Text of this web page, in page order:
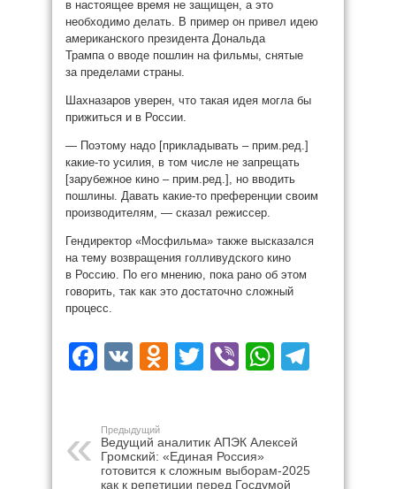
в настоящее время не защищен, а это
необходимо делать. В пример он привел идею
американского президента Дональда
Трампа о вводе пошлин на фильмы, снятые
за пределами страны.
Шахназаров уверен, что такая идея могла бы
прижиться и в России.
— Поэтому надо [прикладывать – прим.ред.]
какие-то усилия, в том числе не запрещать
[зарубежное кино – прим.ред.], но вводить
пошлины. Давать какие-то преференции своим
производителям, — сказал режиссер.
Гендиректор «Мосфильма» также высказался
на тему возвращения голливудского кино
в Россию. По его мнению, пока рано об этом
говорить, так как это достаточно сложный
процесс.
Facebook
VK Odnoklassniki
Twitter
Viber
Предыдущий
Ведущий аналитик АПЭК Алексей
Громский: «Единая Россия»
готовится к сложным выборам-2025
как к репетиции перед Госдумой